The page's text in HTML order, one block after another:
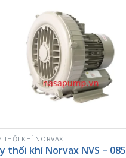
THỔI KHÍ NORVAX
thổi khí Norvax NVS – 085